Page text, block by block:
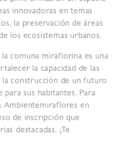
innovadoras en temas
la preservación de áreas
los ecosistemas urbanos.
comuna miraflorina es una
la capacidad de las
la construcción de un futuro
para sus habitantes. Para
Ambientemiraflores en
de inscripción que
destacadas. ¡Te